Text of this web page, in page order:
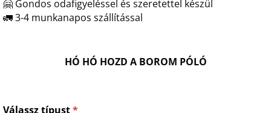
🤗 Gondos odafigyeléssel és szeretettel készül
🚛 3-4 munkanapos szállítással
HÓ HÓ HOZD A BOROM PÓLÓ
Válassz típust*